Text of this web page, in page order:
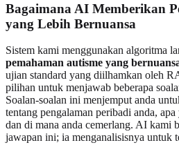
Bagaimana AI Memberikan
yang Lebih Bernuansa
Sistem kami menggunakan algoritma
pemahaman autisme yang
ujian standard yang diilhamkan oleh
pilihan untuk menjawab beberapa
Soalan-soalan ini menjemput anda
tentang pengalaman peribadi anda,
dan di mana anda cemerlang. AI kami
jawapan ini; ia menganalisisnya untuk